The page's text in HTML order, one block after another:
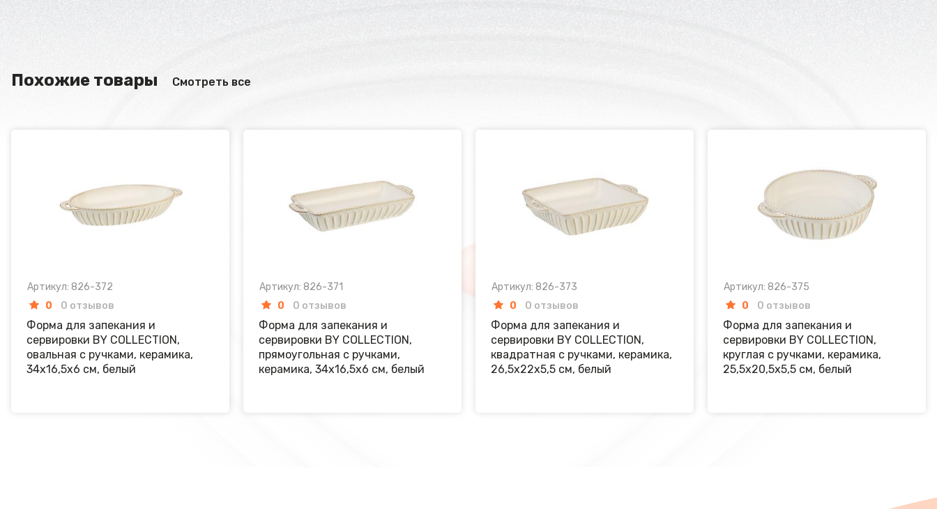
Похожие товары Смотреть все
Артикул: 826-372
0
0 отзывов
Форма для запекания и
сервировки BY COLLECTION,
овальная с ручками, керамика,
34х16,5х6 см, белый
Артикул: 826-371
0
0 отзывов
Форма для запекания и
сервировки BY COLLECTION,
прямоугольная с ручками,
керамика, 34х16,5х6 см, белый
Артикул: 826-373
0
0 отзывов
Форма для запекания и
сервировки BY COLLECTION,
квадратная с ручками, керамика,
26,5х22х5,5 см, белый
Артикул: 826-375
0
0 отзывов
Форма для запекания и
сервировки BY COLLECTION,
круглая с ручками, керамика,
25,5х20,5х5,5 см, белый